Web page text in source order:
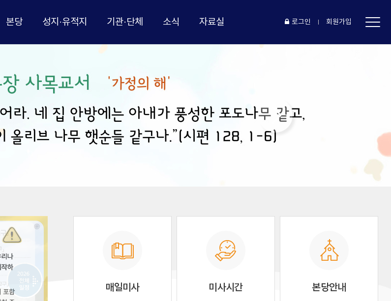
본당 성지·유적지 기관·단체 소식 자료실 로그인 회원가입
기도학교 매일미사 미사시간 본당안내